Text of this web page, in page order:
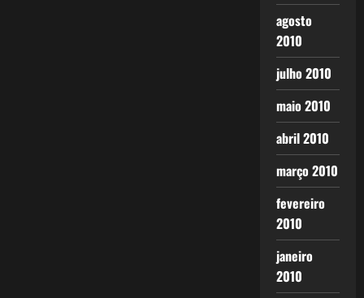
agosto
2010
julho 2010
maio 2010
abril 2010
março 2010
fevereiro
2010
janeiro
2010